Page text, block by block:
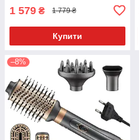
1 579 ₴ 1 779 ₴
Купити
–8%